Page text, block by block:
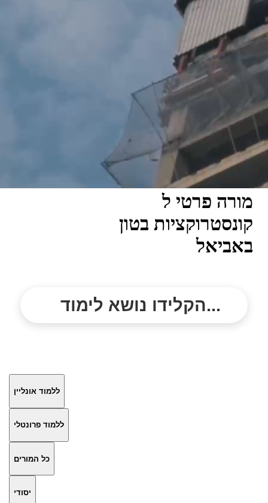
מורה פרטי ל
קונסטרוקציות בטון
באביאל
הקלידו נושא לימוד...
ללמוד אונליין
ללמוד פרונטלי
כל המורים
יסודי